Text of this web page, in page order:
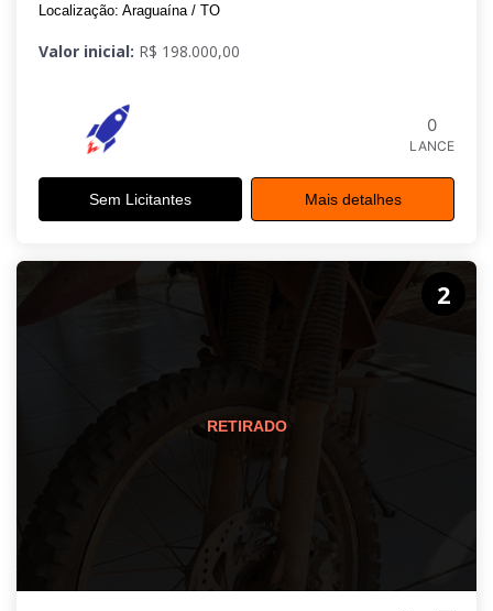
Localização: Araguaína / TO
Valor inicial: R$ 198.000,00
0
LANCE
Sem Licitantes Mais detalhes
2